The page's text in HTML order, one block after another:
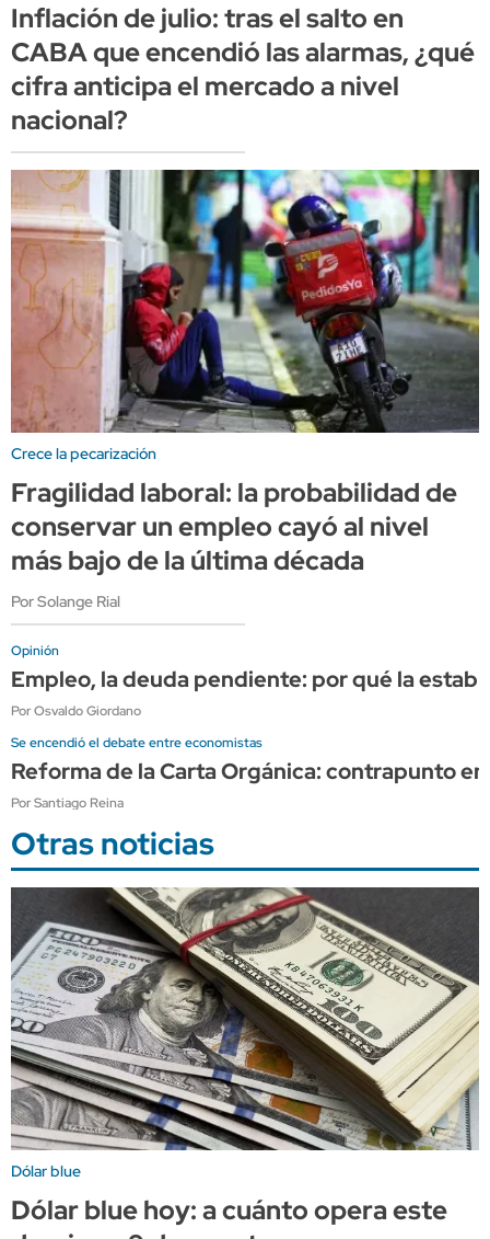
Inflación de julio: tras el salto en
CABA que encendió las alarmas, ¿qué
cifra anticipa el mercado a nivel
nacional?
Crece la pecarización
Fragilidad laboral: la probabilidad de
conservar un empleo cayó al nivel
más bajo de la última década
Por Solange Rial
Opinión
Empleo, la deuda pendiente: por qué la
Por Osvaldo Giordano
Se encendió el debate entre economistas
Reforma de la Carta Orgánica: contrapunto
Por Santiago Reina
Otras noticias
Dólar blue
Dólar blue hoy: a cuánto opera este